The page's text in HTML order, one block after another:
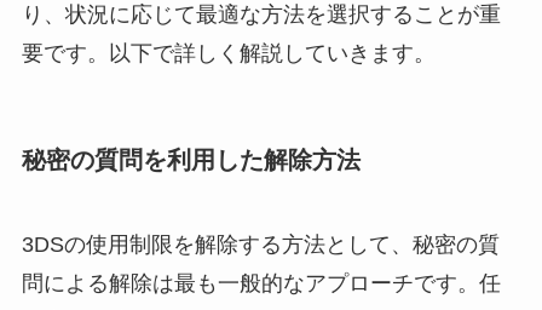
り、状況に応じて最適な方法を選択することが重
要です。以下で詳しく解説していきます。
秘密の質問を利用した解除方法
3DSの使用制限を解除する方法として、秘密の質
問による解除は最も一般的なアプローチです。任